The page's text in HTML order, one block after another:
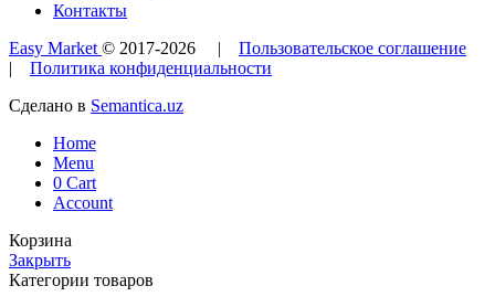
Контакты
Easy Market © 2017-2026 | Пользовательское соглашение
| Политика конфиденциальности
Сделано в Semantica.uz
Home
Menu
0 Cart
Account
Корзина
Закрыть
Категории товаров